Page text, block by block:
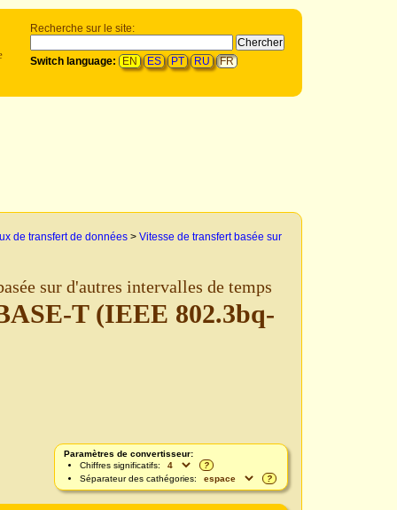
Recherche sur le site:
Switch language: EN ES PT RU FR
de transfert de données > Vitesse de transfert basée sur
sur d'autres intervalles de temps
T (IEEE 802.3bq-
Paramètres de convertisseur:
Chiffres significatifs:
?
Séparateur des cathégories:
?